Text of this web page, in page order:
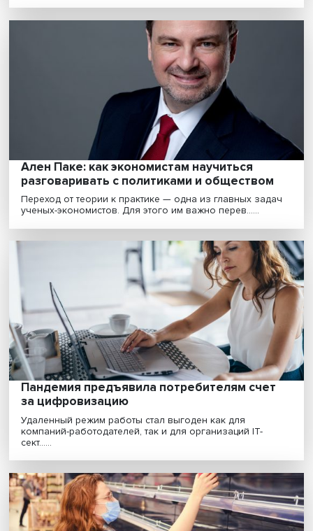
Внедрять или не внедрять: кому и зачем в
России нужны принципы ESG
Перестройка мировой экономики в соответствии с
зелеными принципами набрала такой ход, что ее уже
Ален Паке: как экономистам научиться
разговаривать с политиками и
Переход от теории к практике — одна из главных
ученых-экономистов. Для этого им важно перев......